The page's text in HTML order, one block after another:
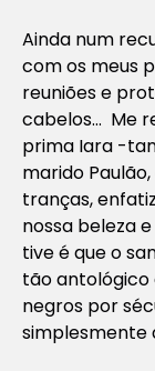
Ainda num
com os meus
reuniões e
cabelos… Me
prima Iara -
marido
tranças,
nossa beleza
tive é que o
tão antológico
negros por
simplesmente